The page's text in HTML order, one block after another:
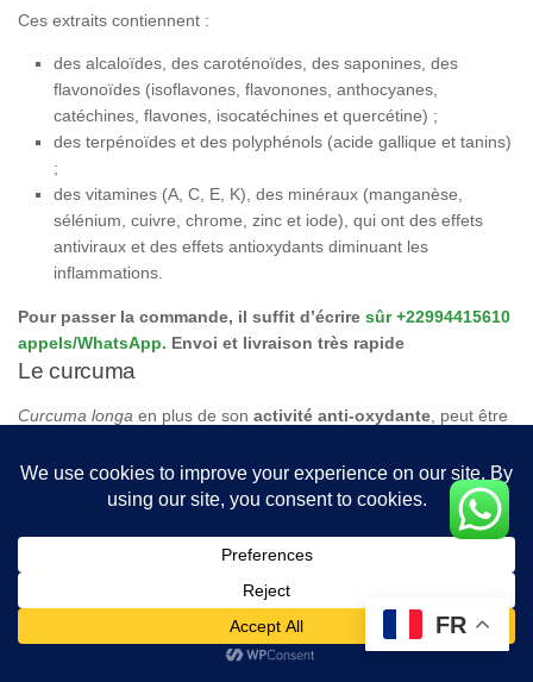
Ces extraits contiennent :
des alcaloïdes, des caroténoïdes, des saponines, des
flavonoïdes (isoflavones, flavonones, anthocyanes,
catéchines, flavones, isocatéchines et quercétine) ;
des terpénoïdes et des polyphénols (acide gallique et tanins)
;
des vitamines (A, C, E, K), des minéraux (manganèse,
sélénium, cuivre, chrome, zinc et iode), qui ont des effets
antiviraux et des effets antioxydants diminuant les
inflammations.
Pour passer la commande, il suffit d’écrire sûr +22994415610
appels/WhatsApp. Envoi et livraison très rapide
Le curcuma
Curcuma longa en plus de son activité anti-oxydante, peut être
Chardon-Marie
hépato-
depuis plus de 2000 ans. Ses vertus sont liées à ses
composants qui ont des activités antioxydantes et anti-
inflammatoires, stimulantes de la régénération hépatique, anti-
fibrotiques, immunomodulateurs, antivirales et anticancéreuses
.
FR